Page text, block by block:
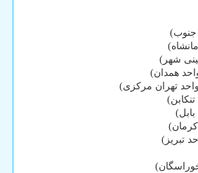
جنوب)
شهر)
همدان)
تهران مرکزی)
تبریز)